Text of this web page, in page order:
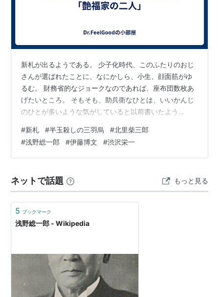
駅の駅名の由来は浅野総一郎の「
横浜市神奈川区にある
(浅野中学校・浅野高等学校)は、浅野総一郎が創設した
学校であり、敷地内に 浅野総一郎の銅像が設置されてい
る。
新札が出るようである。 少子化時代、このふたりのおじ
さんが選ばれたことに、なにかしら、小生、顔面筋がゆ
るむ。 財務省的なジョークなのであれば、座布団数枚あ
げたいところ。 そもそも、助兵衛なひとは、いいかんじ
のひとが多いような気がしていると以前書いたよう
力もあるし、お妾さんが生活に苦労することもなかった
だろうから、現在のマスコミがメクジラたてて騒ぐよう
な野暮なことは、単なる妬みにすぎない。 そして、北里
く読んだものだ。 北里柴三郎の伝記本の巻末、筆者が
『放蕩を極めた野口英世よりも、青少年には…
#新札 #半玉殺しの三羽烏 #北里柴三郎
#浅野総一郎 #伊藤博文 #渋沢栄一
ネットで話題 もっと見る
5 ブックマーク
浅野総一郎 - Wikipedia